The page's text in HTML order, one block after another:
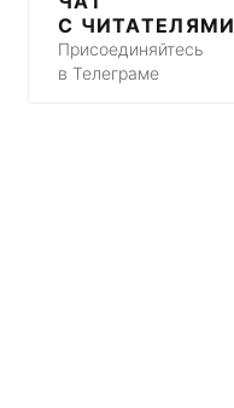
С ЧИТАТЕЛЯМИ
Присоединяйтесь
в Телеграме